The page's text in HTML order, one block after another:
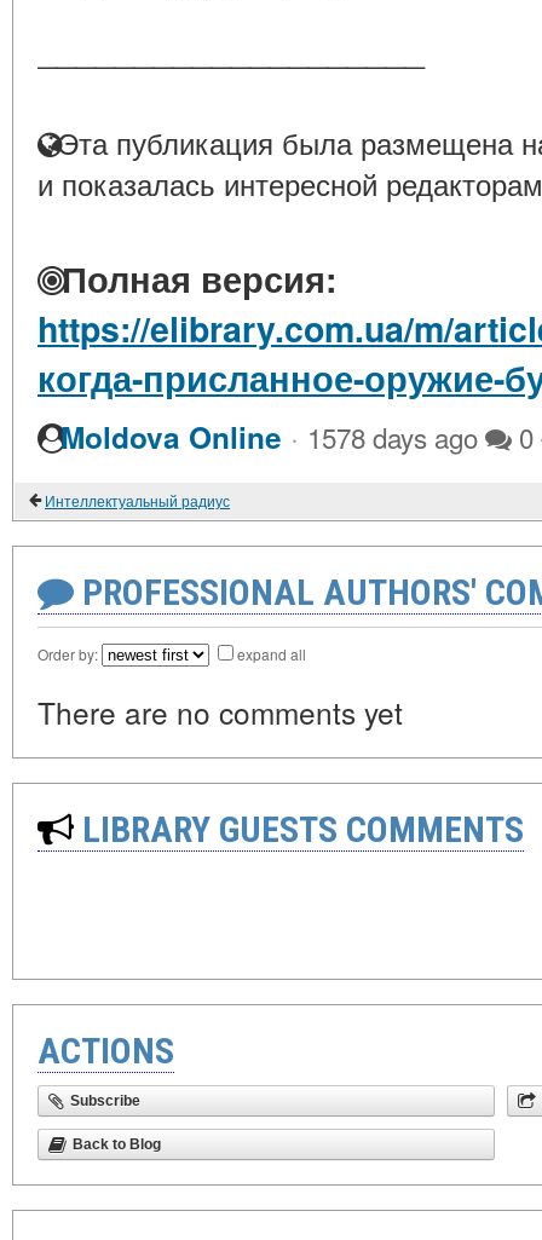
Эта публикация была размещена
и показалась интересной
Полная версия:
https://elibrary.com.ua/m/
когда-присланное-оружие-
Moldova Online · 1578 days ago 0
Интеллектуальный радиус
PROFESSIONAL AUTHORS'
Order by: expand all
There are no comments yet
LIBRARY GUESTS COMMENTS
ACTIONS
Subscribe
Back to Blog